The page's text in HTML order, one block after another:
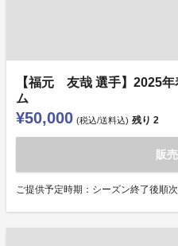
【福元 友哉 選手】2025
ム
¥50,000 (税込/送料込) 残り 2
販
ご提供予定時期：シーズン終了後順